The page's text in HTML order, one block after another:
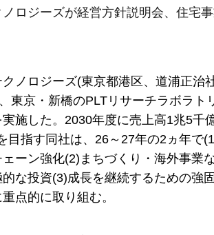
ロジーズが経営方針説明会、住宅
ノロジーズ(東京都港区、道浦正治
東京・新橋のPLTリサーチラボラト
施した。2030年度に売上高1兆5千
目指す同社は、26～27年の2ヵ年で
ーン強化(2)まちづくり・海外事業
な投資(3)成長を継続するための強
点的に取り組む。